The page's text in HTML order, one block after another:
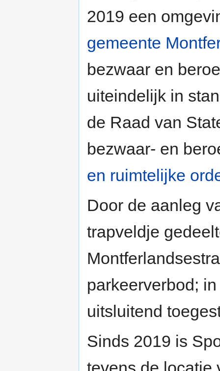
2019 een
gemeente
bezwaar en
uiteindelijk in
de Raad van
bezwaar- en
en ruimtelijke
Door de aanleg
trapveldje
parkeerverbod;
uitsluitend
Sinds 2019 is